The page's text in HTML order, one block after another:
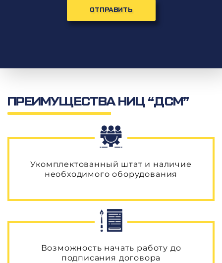
Определение освещенности объекта
Определение качества нанесения дорожной разметки
Видеорегистрация дефектов на дорожном покрытии
ОТПРАВИТЬ
ПРЕИМУЩЕСТВА НИЦ “ДСМ”
Укомплектованный штат и наличие
необходимого оборудования
Возможность начать работу до
подписания договора